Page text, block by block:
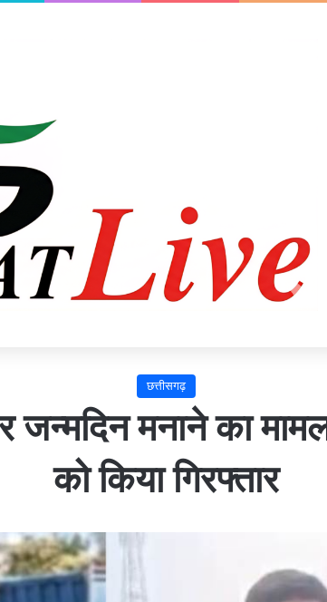
छत्तीसगढ़
जन्मदिन मनाने का
को किया गिरफ्तार